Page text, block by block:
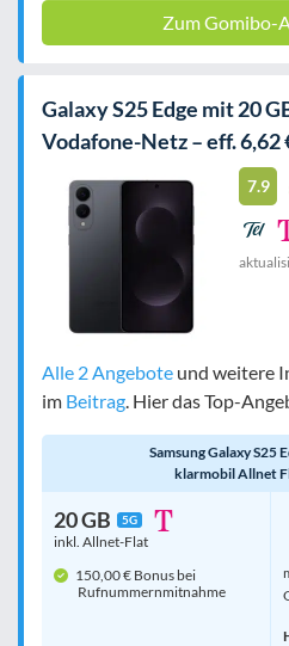
Zum Gomibo-
Galaxy S25 Edge mit 20
Vodafone-Netz – eff. 6,62
7.9
Alle 2 Angebote und weitere
im Beitrag. Hier das Top-
Samsung Galaxy S25
klarmobil Allnet
20 GB 5G
inkl. Allnet-Flat
150,00 € Bonus bei
Rufnummern­mitnahme